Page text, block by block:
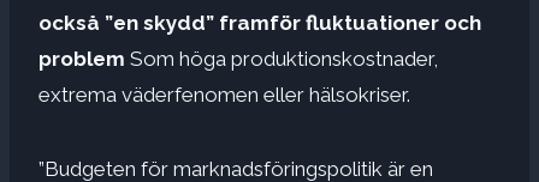
också ”en skydd” framför fluktuationer och
problem Som höga produktionskostnader,
extrema väderfenomen eller hälsokriser.
”Budgeten för marknadsföringspolitik är en